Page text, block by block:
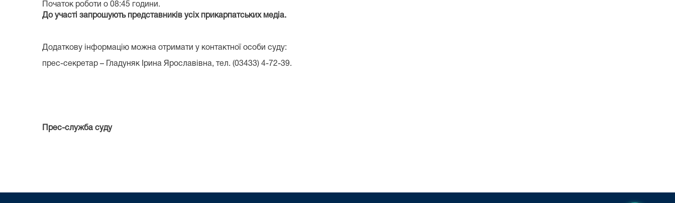
Початок роботи о 08:45 години.
До участі запрошують представників усіх прикарпатських медіа.
Додаткову інформацію можна отримати у контактної особи суду:
прес-секретар – Гладуняк Ірина Ярославівна, тел. (03433) 4-72-39.
Прес-служба суду